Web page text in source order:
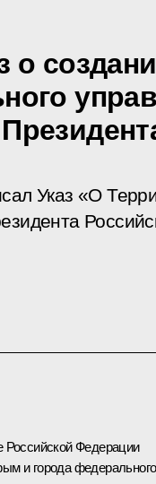
о
Указ «О
Российской Федерации
и города федерального